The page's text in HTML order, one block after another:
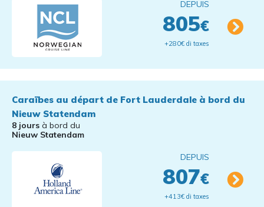
DEPUIS
805€
+280€ di taxes
Caraïbes au départ de Fort Lauderdale à bord du
Nieuw Statendam
8 jours à bord du
Nieuw Statendam
DEPUIS
807€
+413€ di taxes